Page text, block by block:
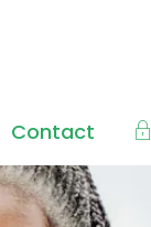
Contact